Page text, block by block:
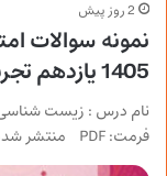
2 روز پیش
نمونه سوالات
1405 یازدهم تجربی
نام درس : زیست شناسی
فرمت: PDF منتشر شده در سایت تـرنـج…